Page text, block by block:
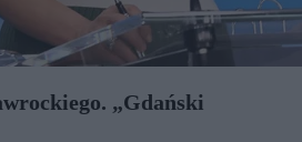
„Gdański